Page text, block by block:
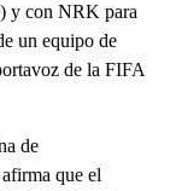
y con NRK para
un equipo de
de la FIFA
de
que el